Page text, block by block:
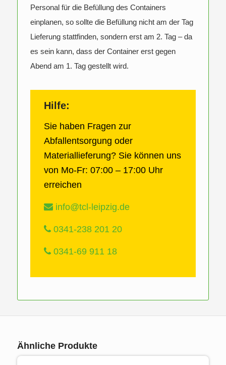
Personal für die Befüllung des Containers
einplanen, so sollte die Befüllung nicht am der Tag
Lieferung stattfinden, sondern erst am 2. Tag – da
es sein kann, dass der Container erst gegen
Abend am 1. Tag gestellt wird.
Hilfe:
Sie haben Fragen zur
Abfallentsorgung oder
Materiallieferung? Sie können uns
von Mo-Fr: 07:00 – 17:00 Uhr
erreichen
info@tcl-leipzig.de
0341-238 201 20
0341-69 911 18
Ähnliche Produkte